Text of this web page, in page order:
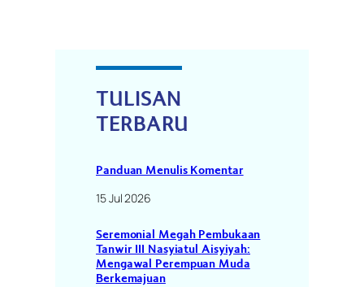
TULISAN
TERBARU
Panduan Menulis Komentar
15 Jul 2026
Seremonial Megah Pembukaan
Tanwir III Nasyiatul Aisyiyah:
Mengawal Perempuan Muda
Berkemajuan